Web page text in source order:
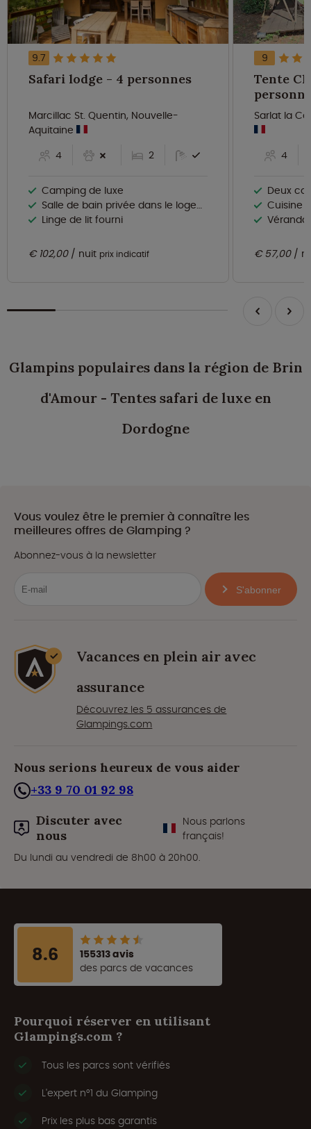
9.7
Safari lodge - 4 personnes
Marcillac St. Quentin, Nouvelle-
Aquitaine
4
2
Camping de luxe
Salle de bain privée dans le logement
Linge de lit fourni
€ 102,00 nuit prix indicatif
9
Tente
Sarlat la
4
Deux
Cuisine
€ 57,00
Glampins populaires dans la région de Brin
d'Amour - Tentes safari de luxe en
Dordogne
Vous voulez être le premier à connaître les
meilleures offres de Glamping ?
Abonnez-vous à la newsletter
S'abonner
Vacances en plein air avec
assurance
Découvrez les 5 assurances de
Glampings.com
Nous serions heureux de vous aider
+33 9 70 01 92 98
Discuter avec
nous
Nous parlons
français!
Du lundi au vendredi de 8h00 à 20h00.
8.6
155313 avis
des parcs de vacances
Pourquoi réserver en utilisant
Glampings.com ?
Tous les parcs sont vérifiés
L'expert n°1 du Glamping
Prix les plus bas garantis